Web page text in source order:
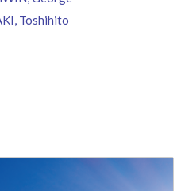
Toshihito